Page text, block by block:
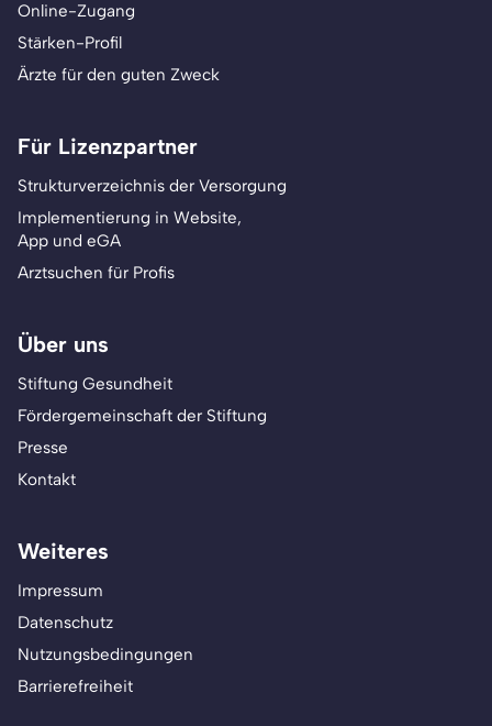
Online-Zugang
Stärken-Profil
Ärzte für den guten Zweck
Für Lizenzpartner
Strukturverzeichnis der Versorgung
Implementierung in Website,
App und eGA
Arztsuchen für Profis
Über uns
Stiftung Gesundheit
Fördergemeinschaft der Stiftung
Presse
Kontakt
Weiteres
Impressum
Datenschutz
Nutzungsbedingungen
Barrierefreiheit